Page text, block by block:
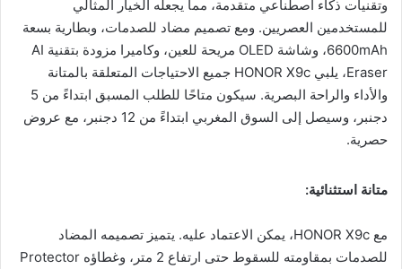
وتقنيات ذكاء اصطناعي متقدمة، مما يجعله الخيار المثالي
للمستخدمين العصريين. ومع تصميم مضاد للصدمات، وبطارية بسعة
6600mAh، وشاشة OLED مريحة للعين، وكاميرا مزودة بتقنية AI
Eraser، يلبي HONOR X9c جميع الاحتياجات المتعلقة بالمتانة
والأداء والراحة البصرية. سيكون متاحًا للطلب المسبق ابتداءً من 5
دجنبر، وسيصل إلى السوق المغربي ابتداءً من 12 دجنبر، مع عروض
حصرية.
متانة استثنائية:
مع HONOR X9c، يمكن الاعتماد عليه. يتميز تصميمه المضاد
للصدمات بمقاومته للسقوط حتى ارتفاع 2 متر، وغطاؤه Protector